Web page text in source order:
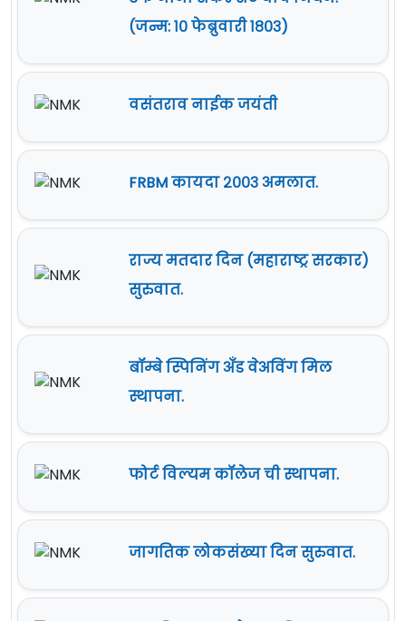
(जन्म: १० फेब्रुवारी १८०३)
वसंतराव नाईक जयंती
FRBM कायदा २००३ अमलात.
राज्य मतदार दिन (महाराष्ट्र सरकार)
सुरुवात.
बॉम्बे स्पिनिंग अँड वेअविंग मिल
स्थापना.
फोर्ट विल्यम कॉलेज ची स्थापना.
जागतिक लोकसंख्या दिन सुरुवात.